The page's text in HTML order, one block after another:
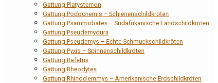
Gattung Platysternon
Gattung Podocnemis – Schienenschildkröten
Gattung Psammobates – Südafrikanische Landschildkröten
Gattung Pseudemydura
Gattung Pseudemys – Echte Schmuckschildkröten
Gattung Pyxis – Spinnenschildkröten
Gattung Rafetus
Gattung Rheodytes
Gattung Rhinoclemmys – Amerikanische Erdschildkröten